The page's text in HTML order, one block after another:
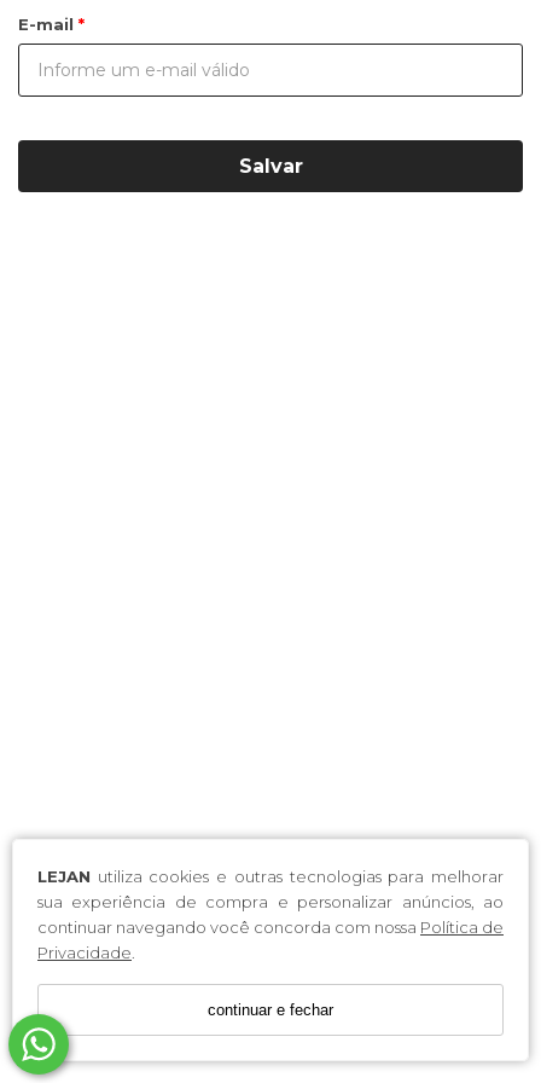
LEJAN utiliza cookies e outras tecnologias para melhorar
sua experiência de compra e personalizar anúncios, ao
continuar navegando você concorda com nossa Política de
Privacidade
continuar e fechar
E-mail
Salvar